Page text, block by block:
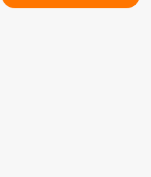
sommet des Nations Unies